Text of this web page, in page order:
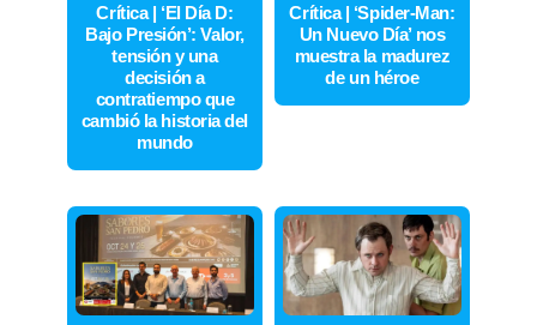
Crítica | ‘El Día D:
Bajo Presión’: Valor,
tensión y una
decisión a
contratiempo que
cambió la historia del
mundo
Crítica | ‘Spider-Man:
Un Nuevo Día’ nos
muestra la madurez
de un héroe